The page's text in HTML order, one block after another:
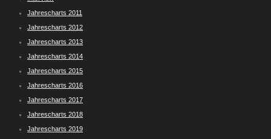
Jahrescharts 2011
Jahrescharts 2012
Jahrescharts 2013
Jahrescharts 2014
Jahrescharts 2015
Jahrescharts 2016
Jahrescharts 2017
Jahrescharts 2018
Jahrescharts 2019